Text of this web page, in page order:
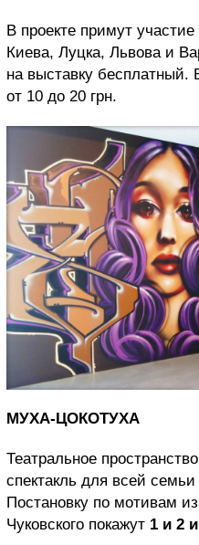
В проекте примут
Киева, Луцка, Львова и
на выставку бесплатный.
от 10 до 20 грн.
МУХА-ЦОКОТУХА
Театральное
спектакль для всей
Постановку по мотивам
Чуковского покажут 1 и 2